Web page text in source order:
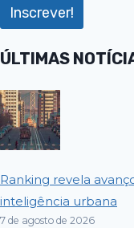
ÚLTIMAS
Ranking revela
inteligência urbana
7 de agosto de 2026